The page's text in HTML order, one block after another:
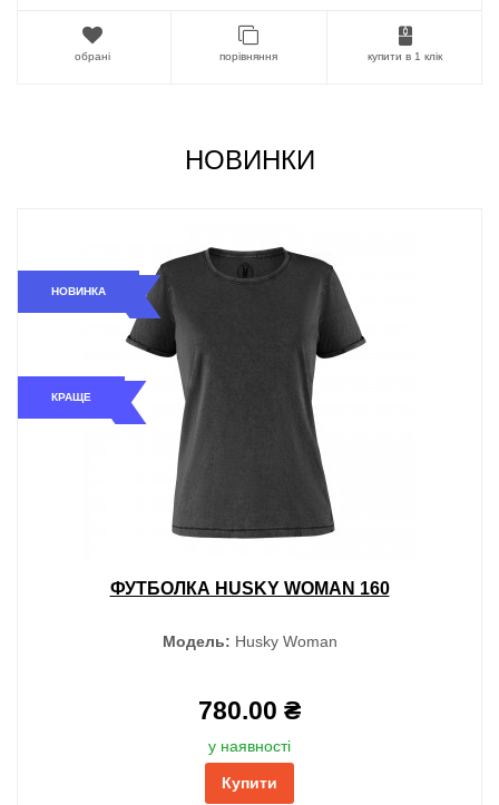
обрані порівняння купити в 1 клік
НОВИНКИ
НОВИНКА
КРАЩЕ
ФУТБОЛКА HUSKY WOMAN 160
Модель: Husky Woman
780.00 ₴
у наявності
Купити